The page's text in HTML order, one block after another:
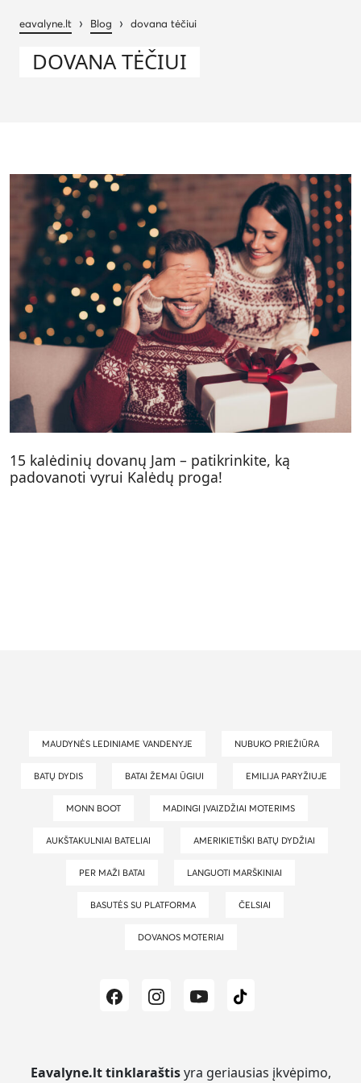
eavalyne.lt › Blog › dovana tėčiui
DOVANA TĖČIUI
15 kalėdinių dovanų Jam – patikrinkite, ką
padovanoti vyrui Kalėdų proga!
MAUDYNĖS LEDINIAME VANDENYJE NUBUKO PRIEŽIŪRA
BATŲ DYDIS BATAI ŽEMAI ŪGIUI EMILIJA PARYŽIUJE
MONN BOOT MADINGI ĮVAIZDŽIAI MOTERIMS
AUKŠTAKULNIAI BATELIAI AMERIKIETIŠKI BATŲ DYDŽIAI
PER MAŽI BATAI LANGUOTI MARŠKINIAI
BASUTĖS SU PLATFORMA ČELSIAI
DOVANOS MOTERIAI
Eavalyne.lt tinklaraštisyra geriausias įkvėpimo,